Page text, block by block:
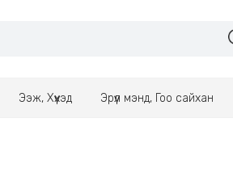
Ээж, Хүүхэд Эрүүл мэнд, Гоо сайхан